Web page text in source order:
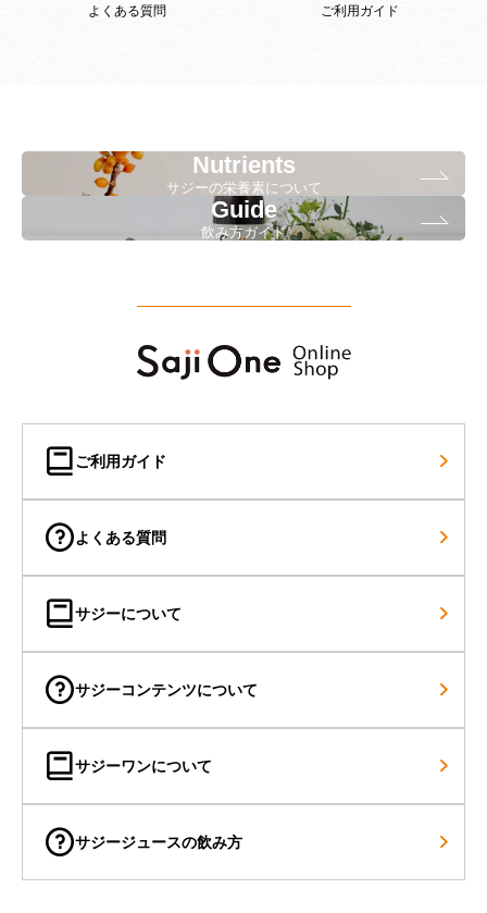
よくある質問 ご利用ガイド
Nutrients
サジーの栄養素について
Guide
飲み方ガイド
ご利用ガイド
よくある質問
サジーについて
サジーコンテンツについて
サジーワンについて
サジージュースの飲み方